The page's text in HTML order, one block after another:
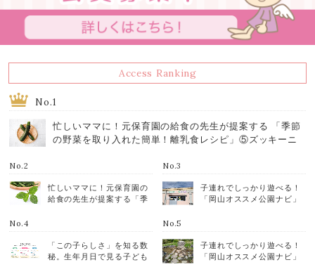
Access Ranking
No.1
忙しいママに！元保育園の給食の先生が提案する 「季節
の野菜を取り入れた簡単！離乳食レシピ」⑤ズッキーニ
No.2
忙しいママに！元保育園の
給食の先生が提案する「季
ヘイヤ
No.3
子連れでしっかり遊べる！
「岡山オススメ公園ナビ」
和気鵜飼谷交通公園
No.4
「この子らしさ」を知る数
秘。生年月日で見る子ども
No.5
子連れでしっかり遊べる！
「岡山オススメ公園ナビ」